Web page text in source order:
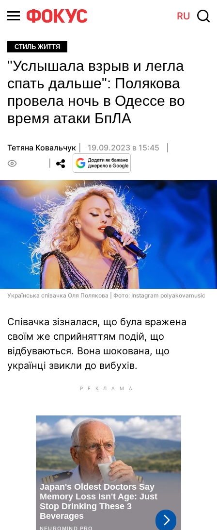
RU
СТИЛЬ ЖИТТЯ
"Услышала взрыв и легла
спать дальше": Полякова
провела ночь в Одессе во
время атаки БпЛА
Тетяна Ковальчук
19.09.2023 в 15:45
Українська співачка Оля Полякова | Фото: Instagram polyakovamusic
Співачка зізналася, що була вражена
своїм же сприйняттям подій, що
відбуваються. Вона шокована, що
українці звикли до вибухів.